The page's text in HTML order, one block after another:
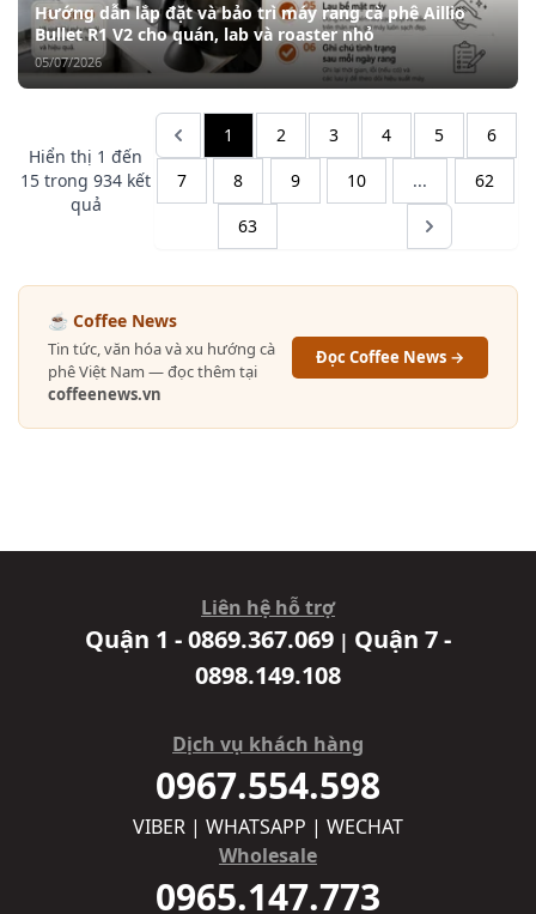
Hướng dẫn lắp đặt và bảo trì máy rang cà phê Aillio
Bullet R1 V2 cho quán, lab và roaster nhỏ
05/07/2026
Hiển thị 1 đến
15 trong934 kết
quả
1 2 3 4 5
6
7
8 9 10 ...
62
63
☕ Coffee News
Tin tức, văn hóa và xu hướng cà
phê Việt Nam — đọc thêm tại
coffeenews.vn
Đọc Coffee News →
Liên hệ hỗ trợ
Quận 1 - 0869.367.069 | Quận 7 -
0898.149.108
Dịch vụ khách hàng
0967.554.598
VIBER | WHATSAPP | WECHAT
Wholesale
0965.147.773